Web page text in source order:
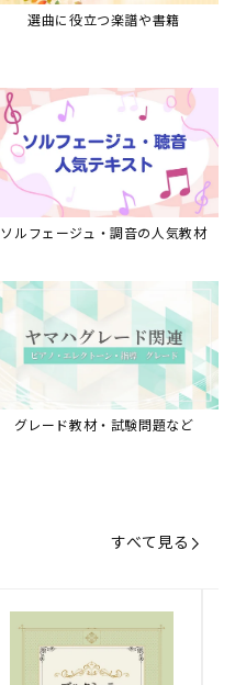
選曲に役立つ楽譜や書籍
ソルフェージュ・調音の人気教材
グレード教材・試験問題など
すべて見る